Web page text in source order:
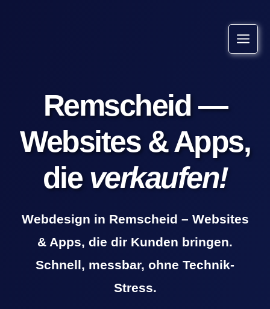
Remscheid —
Websites & Apps,
die verkaufen!
Webdesign in Remscheid – Websites
& Apps, die dir Kunden bringen.
Schnell, messbar, ohne Technik-
Stress.